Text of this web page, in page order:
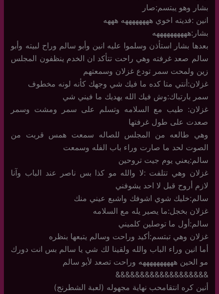
بشار وهو يبتسم:صار
انين :فديته اخوي ههههههههه هههه
بشار:ههههههههههه
بعدها بشار استأذن وسلموا عليه انين وأبو سالم وراح لبيته وأبو
سالم صعد غرفته وهي راحت تتأكد ان الخدم ينظفون المجلس
زين ولمحت سمر تودع غزلان وسمعتهم
غزلان:أنتي متا كده ما فيك شي وجهك كأنه لونه مخطوف
سمر بارتباك:وش فيك الله يهديك ما فيني شي
غزلان: طيب مع السلامه وتسلم على سمر ومشت وسمر
صعدت على طول غرفتها
وهي طالعه من المجلس للصاله سمعت همس قربت من
الصوت لحد ما صارت وراء باب الفله وسمعت
سالم:يعني يوم جيت تروحين
غزلان وهي تتلفت :لا والله مو كذا بس ناصر عند الباب وآنا
لازم أروح قبل لا احد يشوفني
سالم:خليك شوي اشوفك واشبع عيني منك
غزلان بخجل:ما يصير يله مع السلامه
سالم:أول ما توصلين كلميني
غزلان وهي تبتسم:أكيد وراحت وسالم يتبعها بنظره
أما انين وراء الباب والله ولقينا لك شي يا سالم بس انت دورك
مو الحين ههههههههههه وراحت تصعد لأبو سالم
&&&&&&&&&&&&&&&&&&&
أنين كره انتقامحب نهاية مجهوله (لعبة الشطرنج)